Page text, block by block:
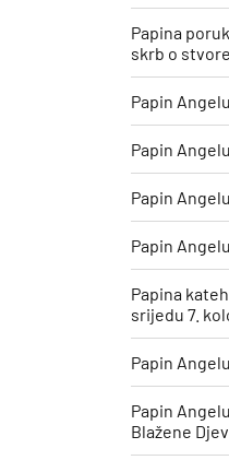
Papina
skrb o
Papin
Papin
Papin
Papin
Papina
srijedu 7.
Papin
​Papin
Blažene